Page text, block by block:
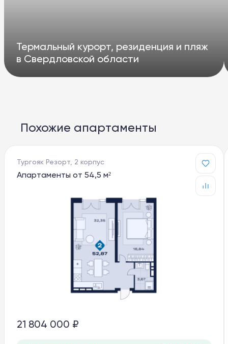
Термальный курорт, резиденция и пляж
в Свердловской области
Похожие апартаменты
Тургояк Резорт, 2 корпус
Апартаменты от 54,5 м²
21 804 000 ₽